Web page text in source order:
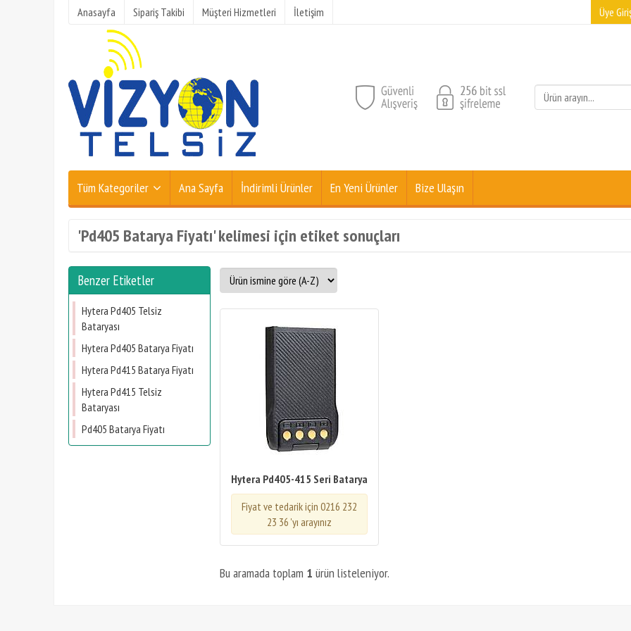
Anasayfa Sipariş Takibi Müşteri Hizmetleri İletişim Üye
Tüm Kategoriler Ana Sayfa İndirimli Ürünler En Yeni Ürünler Bize Ulaşın
'Pd405 Batarya Fiyatı' kelimesi için etiket sonuçları
Benzer Etiketler
Hytera Pd405 Telsiz
Bataryası
Hytera Pd405 Batarya Fiyatı
Hytera Pd415 Batarya Fiyatı
Hytera Pd415 Telsiz
Bataryası
Pd405 Batarya Fiyatı
Hytera Pd405-415 Seri Batarya
Fiyat ve tedarik için 0216 232
23 36 'yı arayınız
Bu aramada toplam 1 ürün listeleniyor.